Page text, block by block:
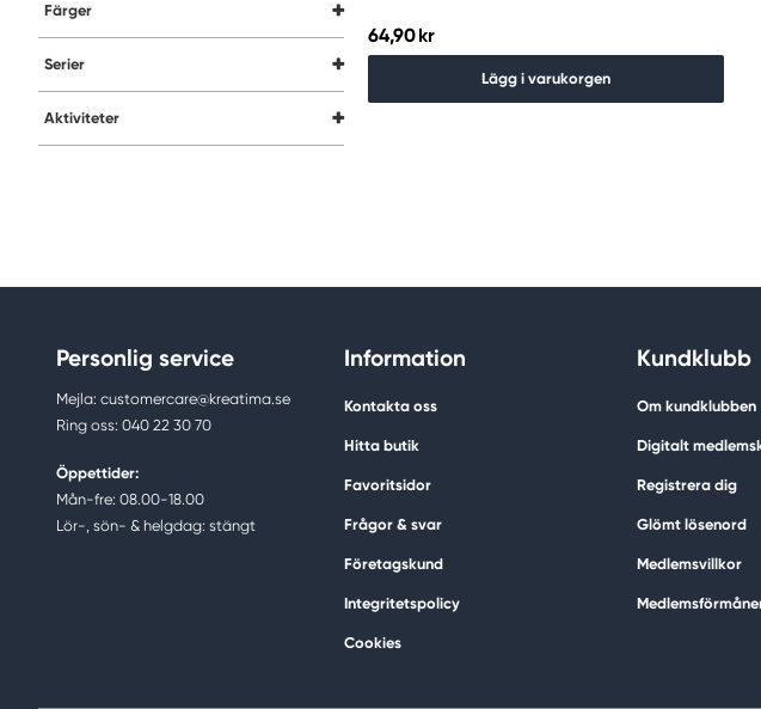
Färger
Serier
Aktiviteter
64,90 kr
Lägg i varukorgen
Personlig service
Mejla: customercare@kreatima.se
Ring oss: 040 22 30 70
Öppettider:
Mån-fre: 08.00-18.00
Lör-, sön- & helgdag: stängt
Information
Kontakta oss
Hitta butik
Favoritsidor
Frågor & svar
Företagskund
Integritetspolicy
Cookies
Kundklubb
Om kundklubben
Digitalt
Registrera dig
Glömt lösenord
Medlemsvillkor